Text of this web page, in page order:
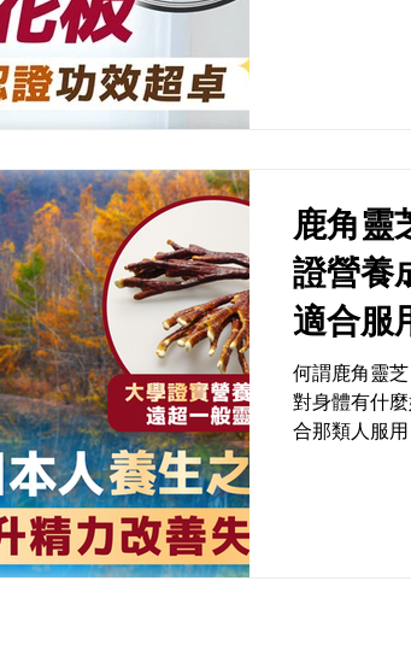
鹿角靈芝
證營養成
適合服用 鹿角靈芝功效／
項全面
何謂鹿角靈
對身體有什
合那類人服